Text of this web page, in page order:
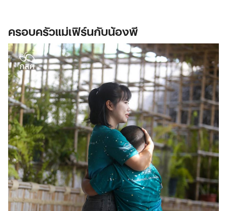
ครอบครัวแม่เฟิร์นกับน้องพี